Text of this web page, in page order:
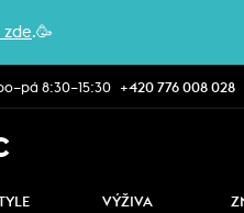
zde.🥳
8:30–15:30 +420 776 008 028
VÝŽIVA